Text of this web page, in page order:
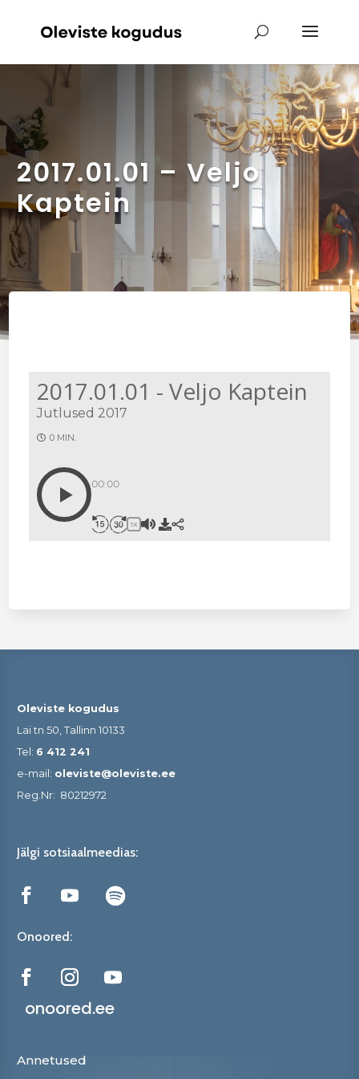
2017.01.01 – Veljo
Kaptein
2017.01.01 - Veljo Kaptein
Jutlused 2017
0 MIN.
00:00
1X
Oleviste kogudus
Lai tn 50, Tallinn 10133
Tel: 6 412 241
e-mail: oleviste@oleviste.ee
Reg.Nr: 80212972
Jälgi sotsiaalmeedias:
Onoored:
onoored.ee
Annetused